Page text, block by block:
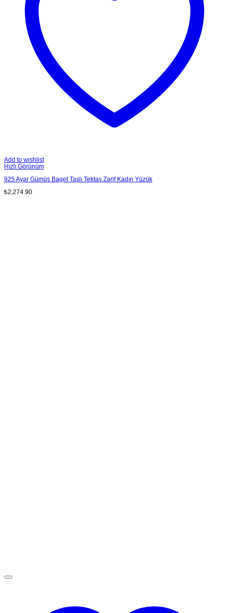
Add to wishlist
Hızlı Görünüm
925 Ayar Gümüş Baget Taşlı Tektaş Zarif Kadın Yüzük
₺2,274.90